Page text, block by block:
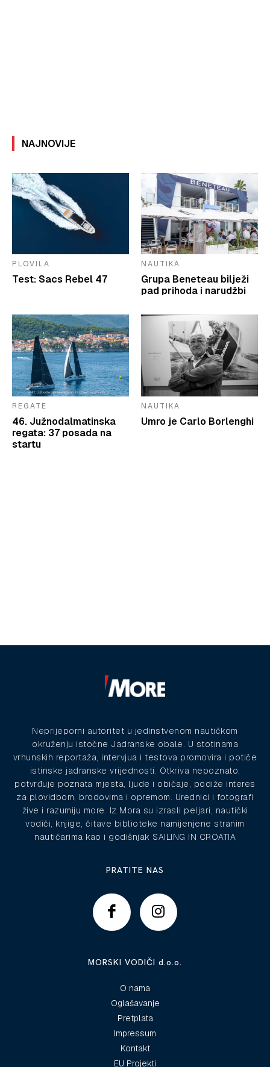
NAJNOVIJE
PLOVILA
Test: Sacs Rebel 47
NAUTIKA
Grupa Beneteau bilježi
pad prihoda i narudžbi
REGATE
46. Južnodalmatinska
regata: 37 posada na
startu
NAUTIKA
Umro je Carlo Borlenghi
Neprijeporni autoritet u jedinstvenom nautičkom
okruženju istočne Jadranske obale. U stotinama
vrhunskih reportaža, intervjua i testova promovira i potiče
istinske jadranske vrijednosti. Otkriva nepoznato,
potvrđuje poznata mjesta, ljude i običaje, podiže interes
za plovidbom, brodovima i opremom. Urednici i fotografi
žive i razumiju more. Iz Mora su izrasli peljari, nautički
vodiči, knjige, čitave biblioteke namijenjene stranim
nautičarima kao i godišnjak SAILING IN CROATIA
PRATITE NAS
MORSKI VODIČI d.o.o.
O nama
Oglašavanje
Pretplata
Impressum
Kontakt
EU Projekti